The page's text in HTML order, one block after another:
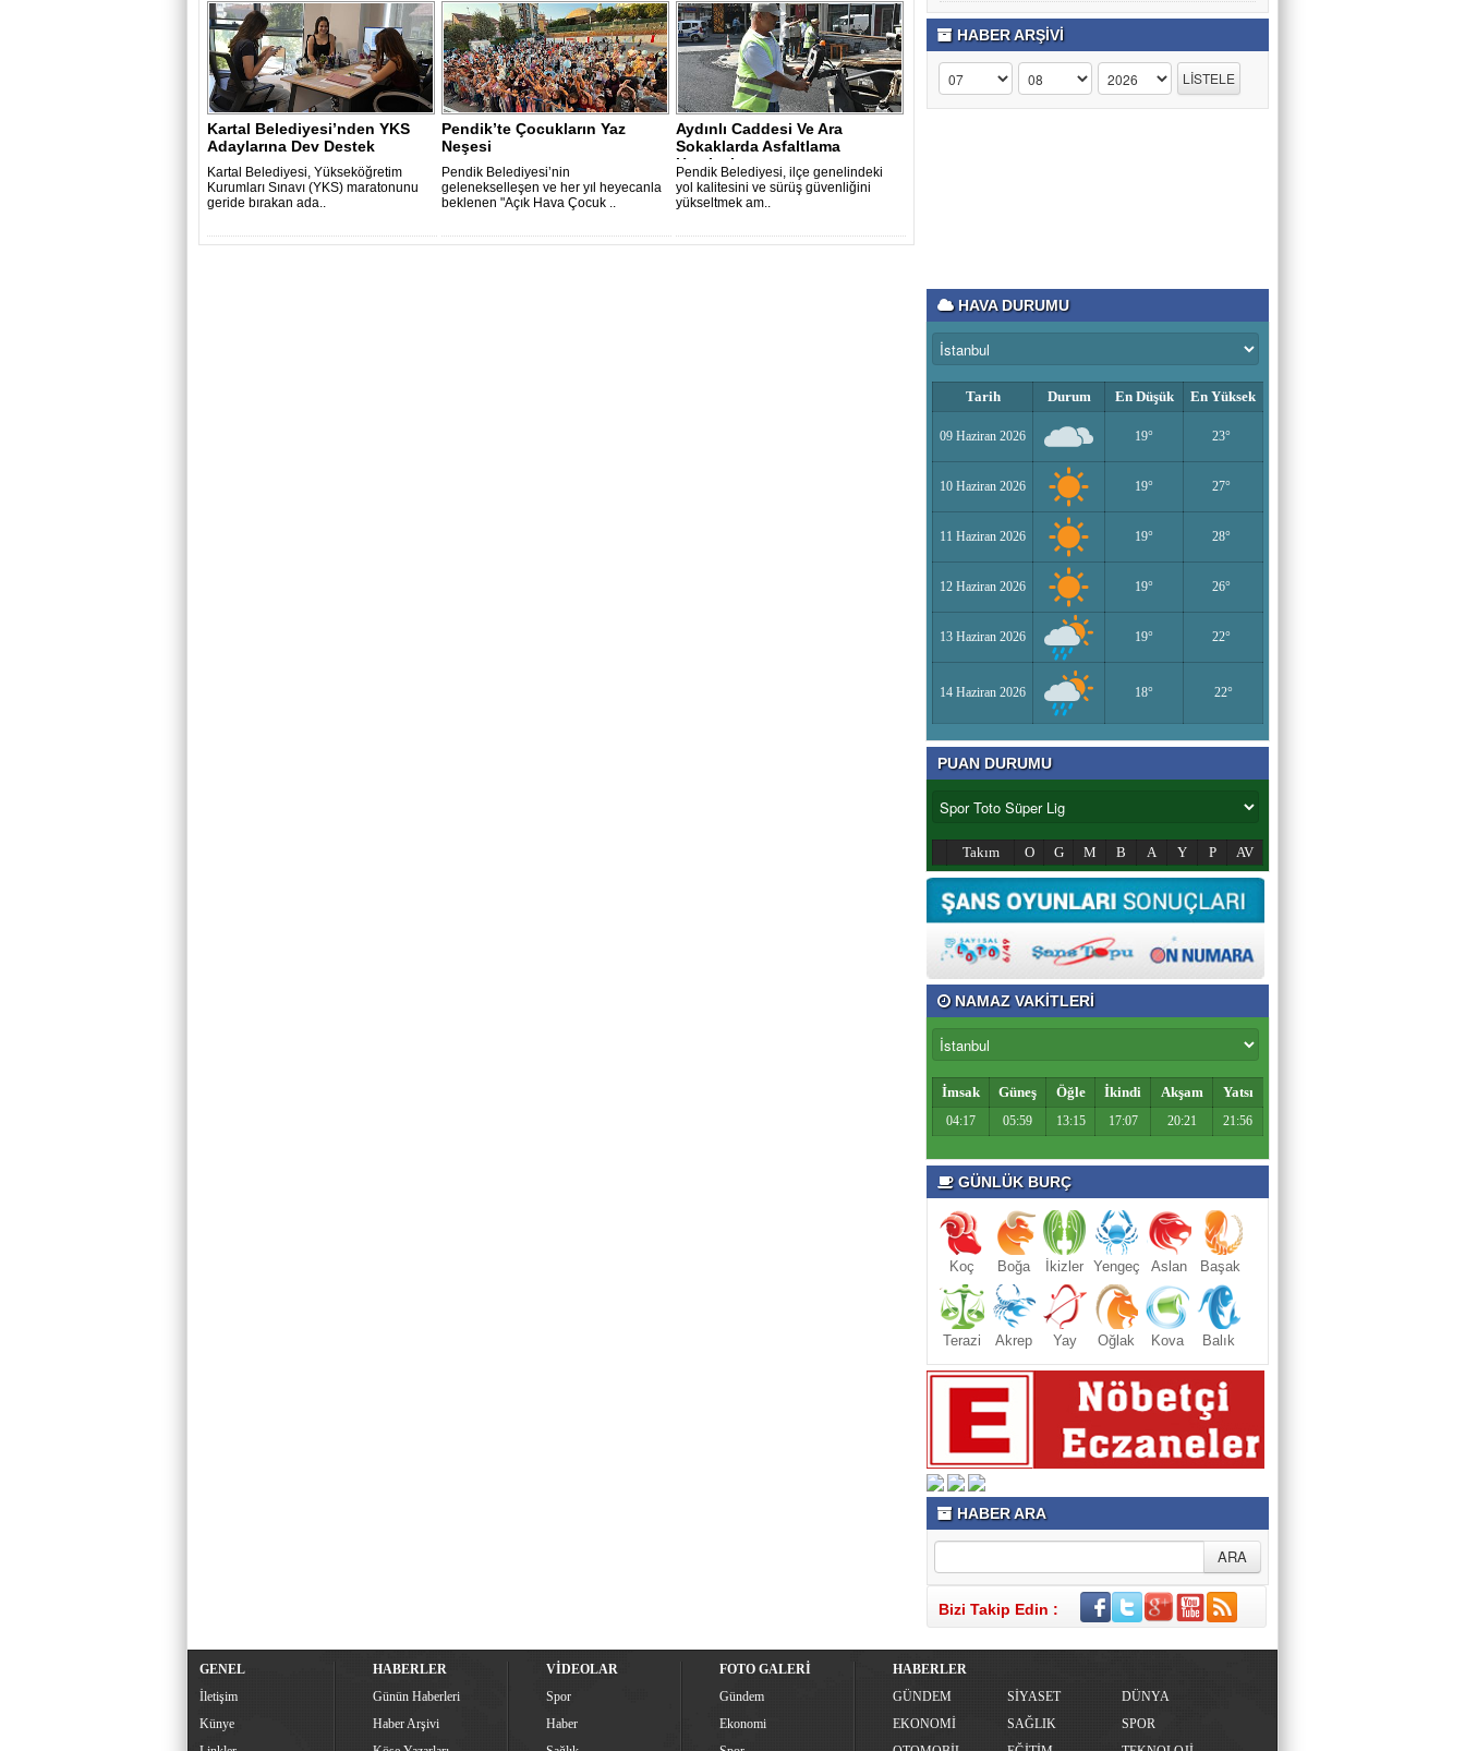
Kartal Belediyesi’nden YKS
Adaylarına Dev Destek
Kartal Belediyesi, Yükseköğretim
Kurumları Sınavı (YKS) maratonunu
geride bırakan ada..
Pendik’te Çocukların Yaz
Neşesi
Pendik Belediyesi’nin
gelenekselleşen ve her yıl heyecanla
beklenen "Açık Hava Çocuk ..
Aydınlı Caddesi Ve Ara
Sokaklarda Asfaltlama
Hamlesi
Pendik Belediyesi, ilçe genelindeki
yol kalitesini ve sürüş güvenliğini
yükseltmek am..
alanya
escort
HABER ARŞİVİ
HAVA DURUMU
Tarih Durum En Düşük En Yüksek
09 Haziran 2026 19° 23°
10 Haziran 2026 19° 27°
11 Haziran 2026 19° 28°
12 Haziran 2026 19° 26°
13 Haziran 2026 19° 22°
14 Haziran 2026 18° 22°
PUAN DURUMU
Takım O G M B A Y P AV
NAMAZ VAKİTLERİ
İmsak Güneş Öğle İkindi Akşam Yatsı
04:17 05:59 13:15 17:07 20:21 21:56
GÜNLÜK BURÇ
Koç Boğa İkizler Yengeç Aslan Başak
Terazi Akrep Yay Oğlak Kova Balık
HABER ARA
Bizi Takip Edin :
GENEL
İletişim
Künye
HABERLER
Günün Haberleri
Haber Arşivi
VİDEOLAR
Spor
Haber
FOTO GALERİ
Gündem
Ekonomi
HABERLER
GÜNDEM
SİYASET
DÜNYA
EKONOMİ
SAĞLIK
SPOR